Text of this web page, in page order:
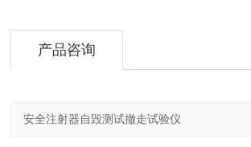
产品咨询